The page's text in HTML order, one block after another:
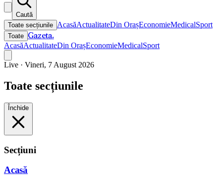
Caută
Toate secțiunile AcasăActualitateDin OrașEconomieMedicalSport
Toate Gazeta.
AcasăActualitateDin OrașEconomieMedicalSport
Live · Vineri, 7 August 2026
Toate secțiunile
Închide
Secțiuni
Acasă